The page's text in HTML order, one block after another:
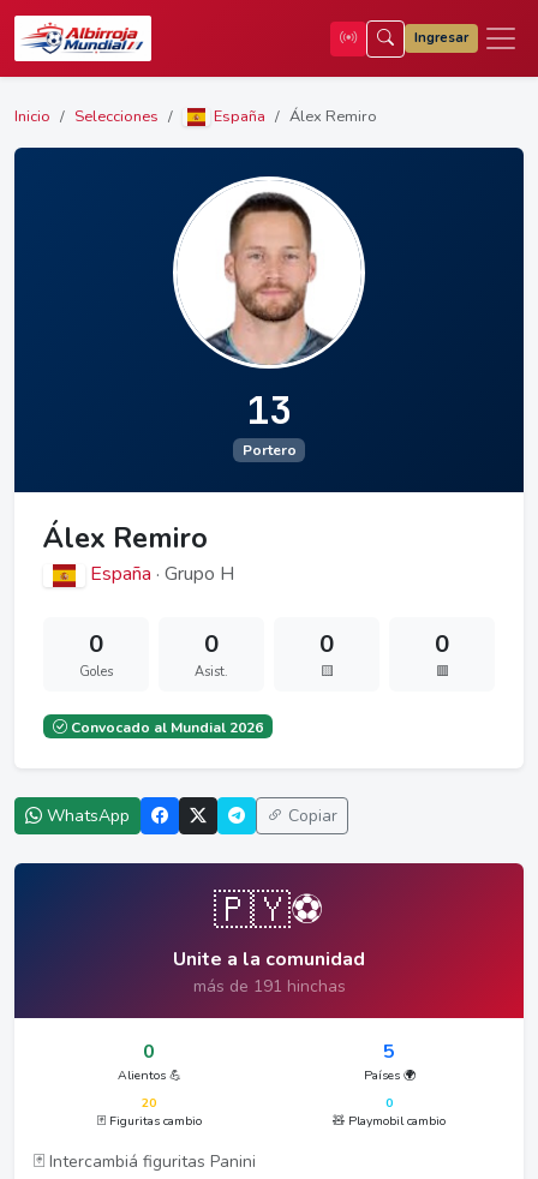
Ingresar
Inicio Selecciones España Álex Remiro
13
Portero
Álex Remiro
España · Grupo H
0
Goles
0
Asist.
0
🟨
0
🟥
Convocado al Mundial 2026
WhatsApp Copiar
🇵🇾⚽
Unite a la comunidad
más de 191 hinchas
0
Alientos 💪
5
Países 🌍
20
🃏 Figuritas cambio
0
🧸 Playmobil cambio
🃏 Intercambiá figuritas Panini